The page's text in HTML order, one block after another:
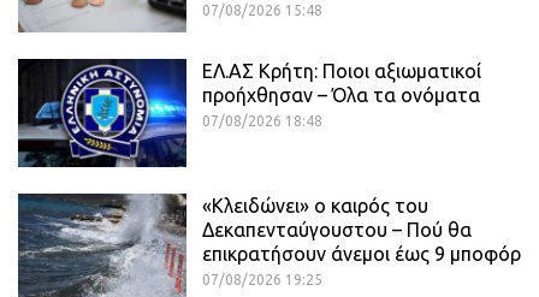
07/08/2026 15:48
ΕΛ.ΑΣ Κρήτη: Ποιοι αξιωματικοί
προήχθησαν – Όλα τα ονόματα
07/08/2026 18:48
«Κλειδώνει» ο καιρός του
Δεκαπενταύγουστου – Πού θα
επικρατήσουν άνεμοι έως 9 μποφόρ
07/08/2026 19:25